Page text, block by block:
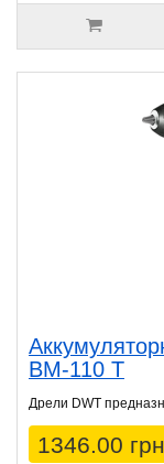
BM-110 T
Дрели DWT
1346.00 грн